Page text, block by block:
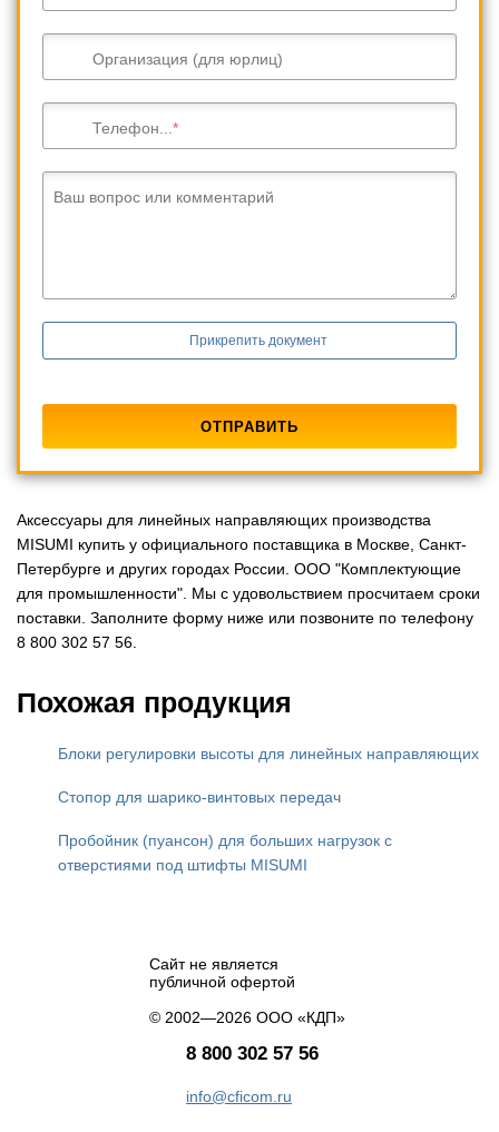
Организация (для юрлиц)
Телефон...
Ваш вопрос или комментарий
Прикрепить документ
Аксессуары для линейных направляющих производства
MISUMI купить у официального поставщика в Москве, Санкт-
Петербурге и других городах России. ООО "Комплектующие
для промышленности". Мы с удовольствием просчитаем сроки
поставки. Заполните форму ниже или позвоните по телефону
8 800 302 57 56.
Похожая продукция
Блоки регулировки высоты для линейных направляющих
Стопор для шарико-винтовых передач
Пробойник (пуансон) для больших нагрузок с
отверстиями под штифты MISUMI
Сайт не является
публичной офертой
© 2002—2026 ООО «КДП»
8 800 302 57 56
info@cficom.ru